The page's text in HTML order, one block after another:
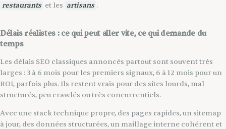
restaurants et les artisans .
Délais réalistes : ce qui peut aller vite, ce qui demande du
temps
Les délais SEO classiques annoncés partout sont souvent très
larges : 3 à 6 mois pour les premiers signaux, 6 à 12 mois pour un
ROI, parfois plus. Ils restent vrais pour des sites lourds, mal
structurés, peu crawlés ou très concurrentiels.
Avec une stack technique propre, des pages rapides, un sitemap
à jour, des données structurées, un maillage interne cohérent et